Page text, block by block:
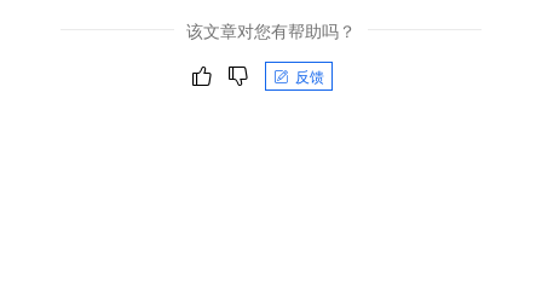
该文章对您有帮助吗？
反馈